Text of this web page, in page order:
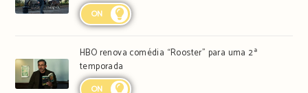
ON
HBO renova comédia “Rooster” para uma 2ª
temporada
ON